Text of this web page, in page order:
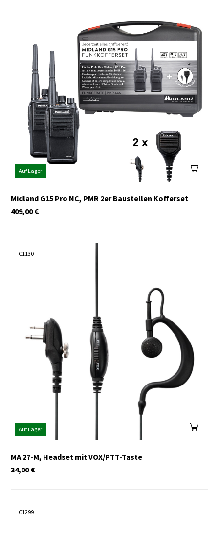
Auf Lager
Midland G15 Pro NC, PMR 2er Baustellen Kofferset
€
409,00
C1130
Auf Lager
MA 27-M, Headset mit VOX/PTT-Taste
€
34,00
C1299